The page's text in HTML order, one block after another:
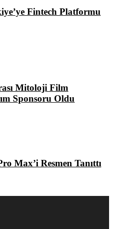
Fintech Platformu
Mitoloji Film
Sponsoru Oldu
Max’i Resmen Tanıttı